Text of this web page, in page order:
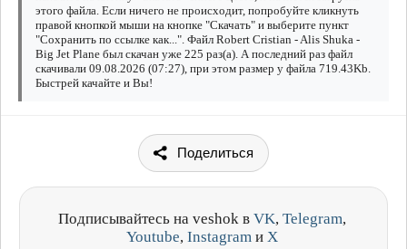
этого файла. Если ничего не происходит, попробуйте кликнуть
правой кнопкой мыши на кнопке "Скачать" и выберите пункт
"Сохранить по ссылке как...". Файл Robert Cristian - Alis Shuka -
Big Jet Plane был скачан уже 225 раз(а). А последний раз файл
скачивали 09.08.2026 (07:27), при этом размер у файла 719.43Kb.
Быстрей качайте и Вы!
Поделиться
Подписывайтесь на veshok в VK, Telegram,
Youtube, Instagram и X